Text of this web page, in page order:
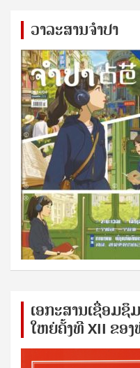
ວາລະສານຈຳປາ
ເອກ​ະ​ສານ​ເຊ​ື່ອມ​
ໃຫຍ່​ຄັ້ງ​ທີ XII ຂອ